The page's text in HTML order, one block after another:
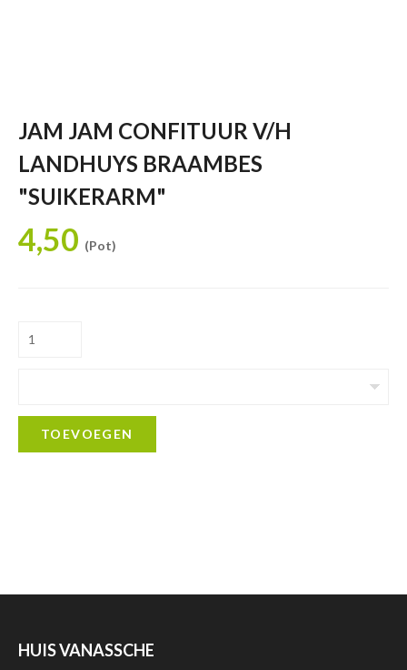
JAM JAM CONFITUUR V/H
LANDHUYS BRAAMBES
"SUIKERARM"
4,50 (Pot)
TOEVOEGEN
HUIS VANASSCHE